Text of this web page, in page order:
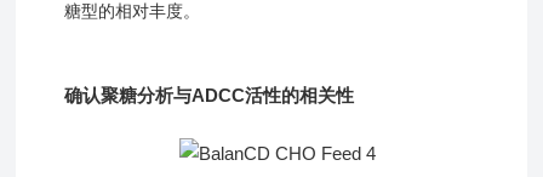
糖型的相对丰度。
确认聚糖分析与ADCC活性的相关性